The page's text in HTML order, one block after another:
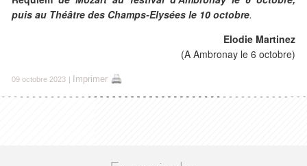
puis au Théâtre des Champs-Elysées le 10 octobre.
Elodie Martinez
(A Ambronay le 6 octobre)
09 octobre 2023 | Imprimer